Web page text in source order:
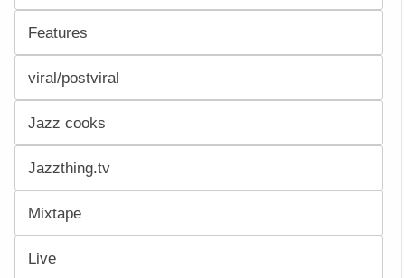
Features
viral/postviral
Jazz cooks
Jazzthing.tv
Mixtape
Live